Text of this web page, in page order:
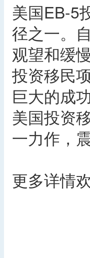
美国EB-5
径之一。
观望和缓
投资移民
巨大的成
美国投资
一力作，
更多详情